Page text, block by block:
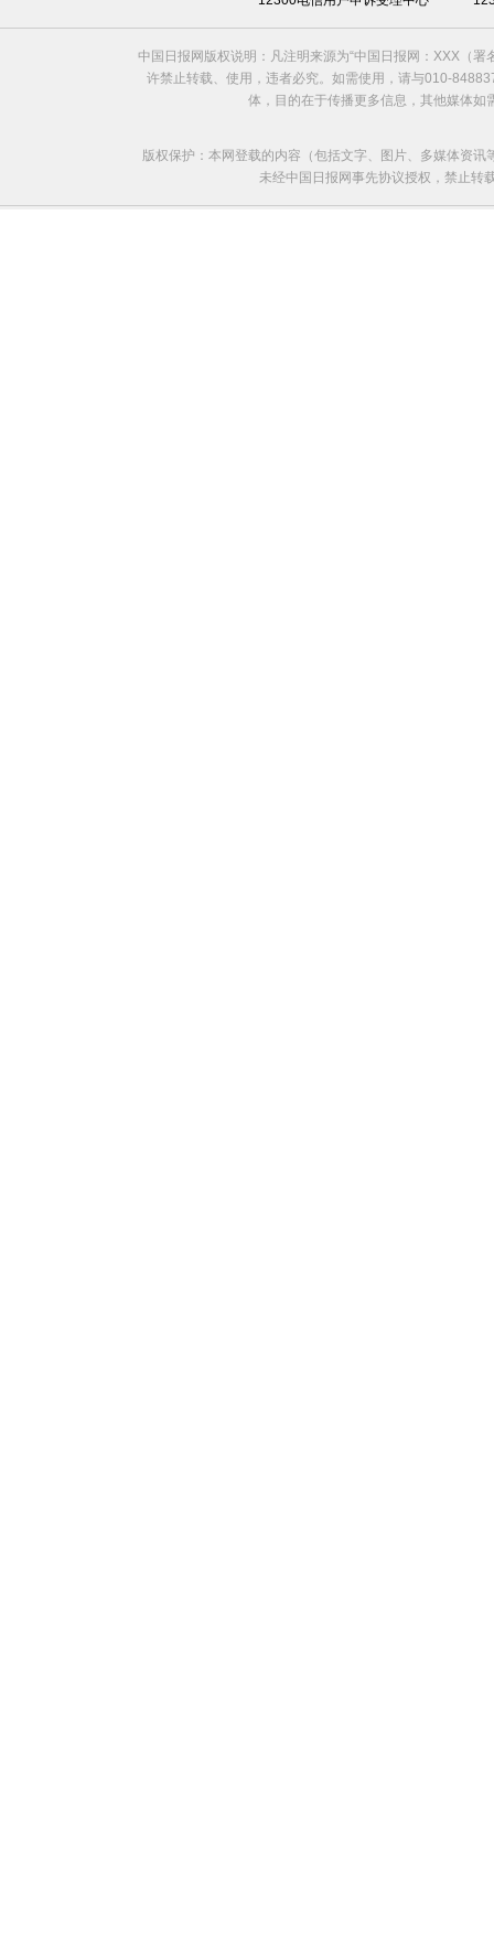
中国日报网版权说明：凡注明来源为“中国日报网：XXX（
许禁止转载、使用，违者必究。如需使用，请与010-
体，目的在于传播更多信息，其他媒体
版权保护：本网登载的内容（包括文字、图片、多媒体资
未经中国日报网事先协议授权，禁止转